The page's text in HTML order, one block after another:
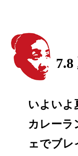
7.8
いよいよ
カレーラ
ェでブレ